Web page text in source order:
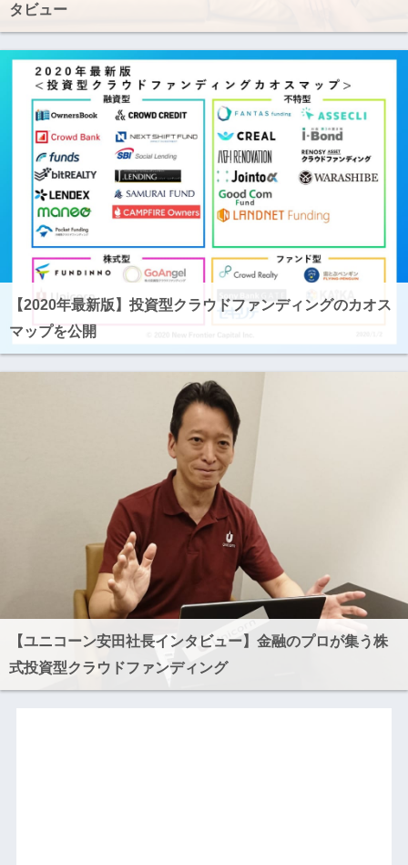
タビュー
【2020年最新版】投資型クラウドファンディングのカオス
マップを公開
【ユニコーン安田社長インタビュー】金融のプロが集う株
式投資型クラウドファンディング